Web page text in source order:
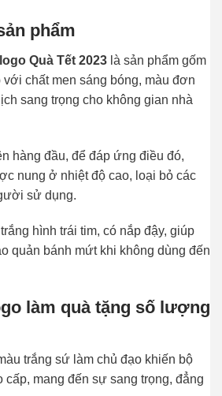
phẩm
Quà Tết 2023 là sản phẩm gốm
chất men sáng bóng, màu đơn
sang trọng cho không gian nhà
hàng đầu, để đáp ứng điều đó,
nung ở nhiệt độ cao, loại bỏ các
sử dụng.
hình trái tim, có nắp đậy, giúp
quản bánh mứt khi không dùng đến
làm quà tặng số lượng
trắng sứ làm chủ đạo khiến bộ
cấp, mang đến sự sang trọng, đẳng